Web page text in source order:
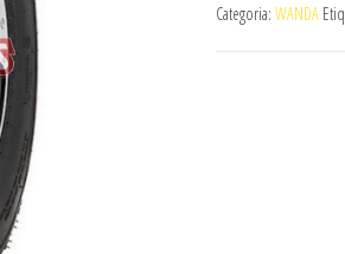
WANDA
Categoria: WANDA